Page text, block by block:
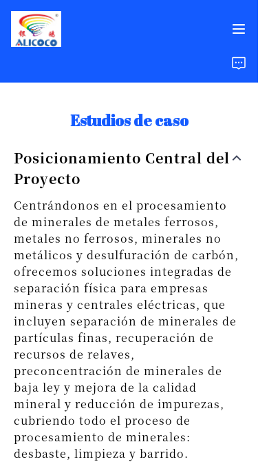
Estudios de caso
Posicionamiento Central del
Proyecto
Centrándonos en el procesamiento
de minerales de metales ferrosos,
metales no ferrosos, minerales no
metálicos y desulfuración de carbón,
ofrecemos soluciones integradas de
separación física para empresas
mineras y centrales eléctricas, que
incluyen separación de minerales de
partículas finas, recuperación de
recursos de relaves,
preconcentración de minerales de
baja ley y mejora de la calidad
mineral y reducción de impurezas,
cubriendo todo el proceso de
procesamiento de minerales:
desbaste, limpieza y barrido.
Estudios de Caso
Sobre Nosotros
Preguntas Frecuentes